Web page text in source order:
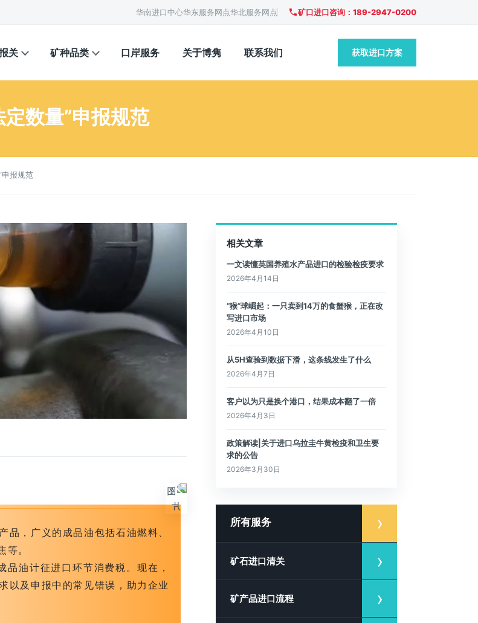
华南进口中心华东服务网点华北服务网点 矿口进口咨询：189-2947-0200
关 矿种品类 口岸服务 关于博隽 联系我们 获取进口方案
数量”申报规范
申报规范
品，广义的成品油包括石油燃料、
。
油计征进口环节消费税。现在，
以及申报中的常见错误，助力企业
相关文章
一文读懂英国养殖水产品进口的检验检疫要求
2026年4月14日
“猴”球崛起：一只卖到14万的食蟹猴，正在改
写进口市场
2026年4月10日
从5H查验到数据下滑，这条线发生了什么
2026年4月7日
客户以为只是换个港口，结果成本翻了一倍
2026年4月3日
政策解读|关于进口乌拉圭牛黄检疫和卫生要
求的公告
2026年3月30日
所有服务
矿石进口清关
矿产品进口流程